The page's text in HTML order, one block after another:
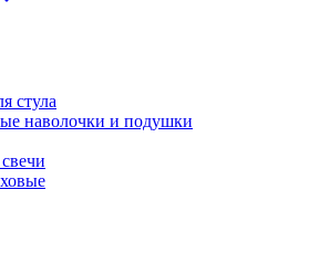
стула
наволочки и подушки